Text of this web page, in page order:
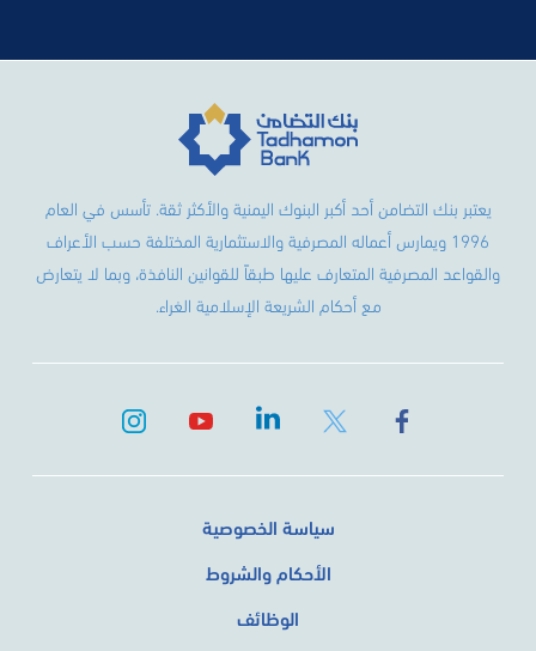
يعتبر بنك التضامن أحد أكبر البنوك اليمنية والأكثر ثقة. تأسس في العام
1996 ويمارس أعماله المصرفية والاستثمارية المختلفة حسب الأعراف
والقواعد المصرفية المتعارف عليها طبقاً للقوانين النافذة، وبما لا يتعارض
مع أحكام الشريعة الإسلامية الغراء.
سياسة الخصوصية
الأحكام والشروط
الوظائف